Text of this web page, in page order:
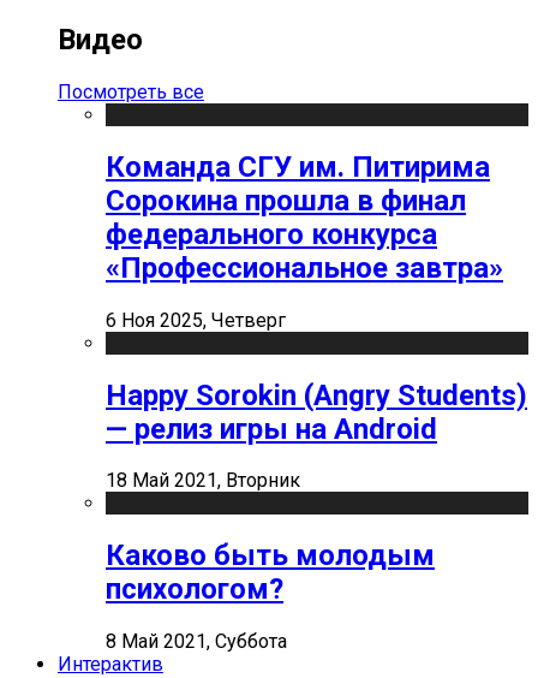
Видео
Посмотреть все
Команда СГУ им. Питирима
Сорокина прошла в финал
федерального конкурса
«Профессиональное завтра»
6 Ноя 2025, Четверг
Happy Sorokin (Angry Students)
— релиз игры на Android
18 Май 2021, Вторник
Каково быть молодым
психологом?
8 Май 2021, Суббота
Интерактив